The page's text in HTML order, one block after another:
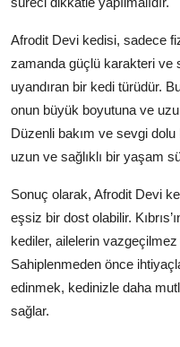
Afrodit Devi kedisi, sadece
zamanda güçlü karakteri ve
uyandıran bir kedi türüdür.
onun büyük boyutuna ve
Düzenli bakım ve sevgi
uzun ve sağlıklı bir yaşam
Sonuç olarak, Afrodit Devi
eşsiz bir dost olabilir.
kediler, ailelerin
Sahiplenmeden önce
edinmek, kedinizle daha
sağlar.